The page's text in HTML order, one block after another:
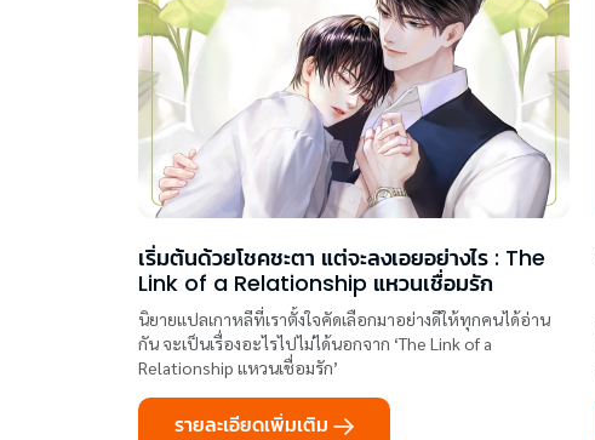
เริ่มต้นด้วยโชคชะตา แต่จะลงเอยอย่างไร : The
Link of a Relationship แหวนเชื่อมรัก
นิยายแปลเกาหลีที่เราตั้งใจคัดเลือกมาอย่างดีให้ทุกคนได้อ่าน
กัน จะเป็นเรื่องอะไรไปไม่ได้นอกจาก ‘The Link of a
Relationship แหวนเชื่อมรัก’
รายละเอียดเพิ่มเติม